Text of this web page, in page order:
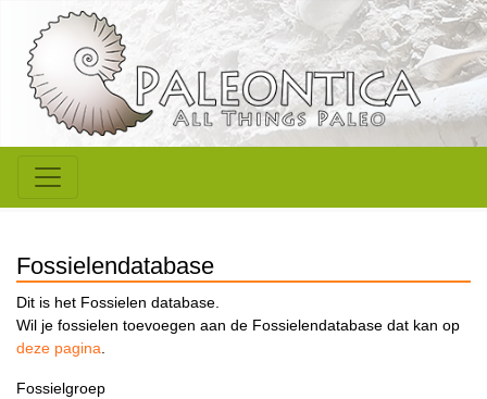
Fossielendatabase
Dit is het Fossielen database.
Wil je fossielen toevoegen aan de Fossielendatabase dat kan op
deze pagina.
Fossielgroep